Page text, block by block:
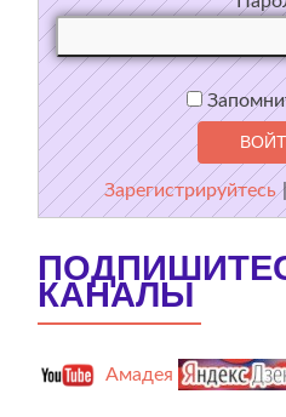
Зарегистрируйтесь
КАНАЛЫ
Амадея